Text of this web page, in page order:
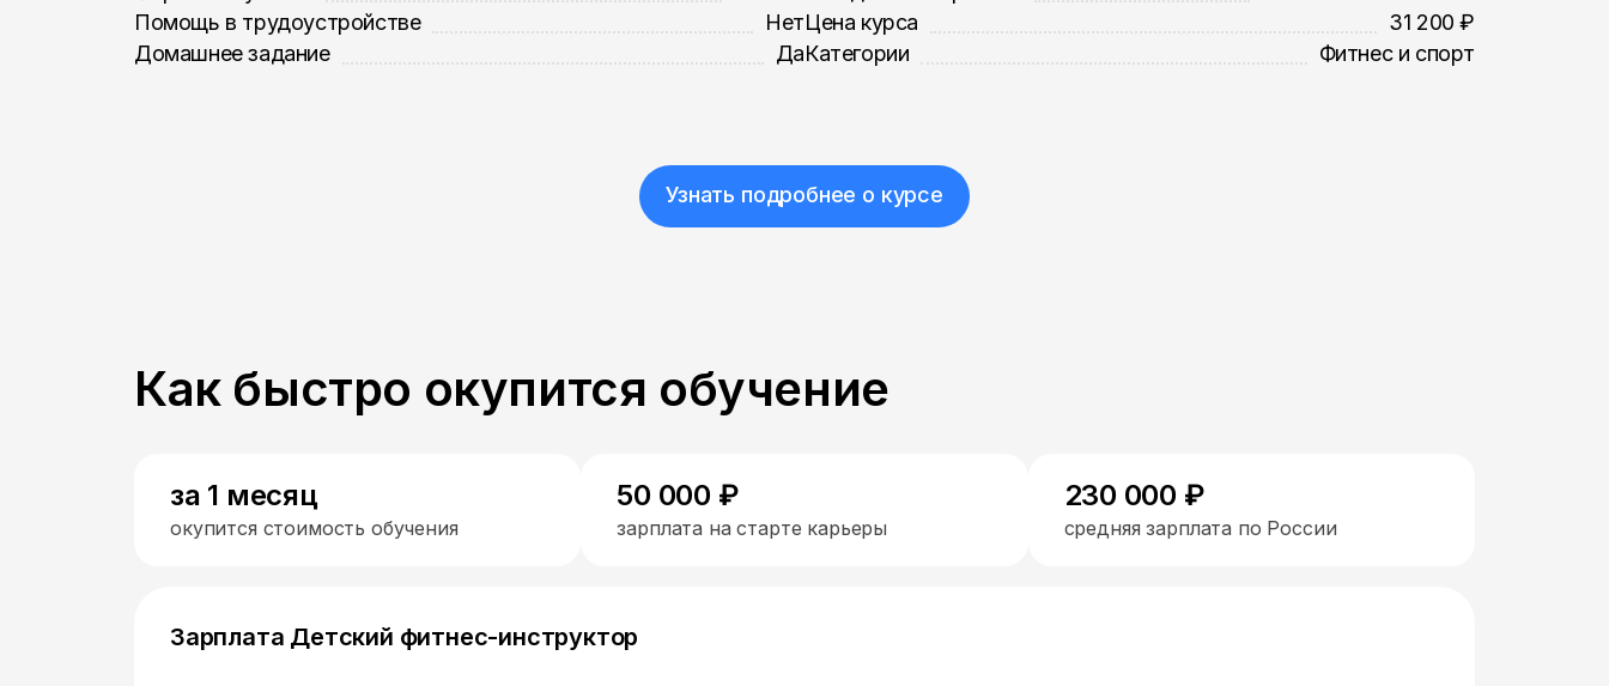
Помощь в трудоустройстве
Нет
Домашнее задание
Да
Цена курса
31 200 ₽
Категории
Фитнес и спорт
Узнать подробнее о курсе
Как быстро окупится обучение
за 1 месяц
окупится стоимость обучения
50 000 ₽
зарплата на старте карьеры
230 000 ₽
средняя зарплата по России
Зарплата Детский фитнес-инструктор